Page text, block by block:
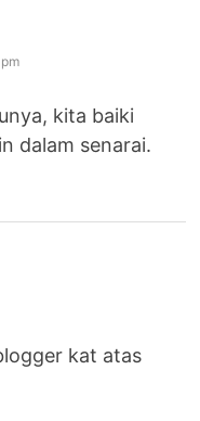
kita baiki
dalam senarai.
kat atas